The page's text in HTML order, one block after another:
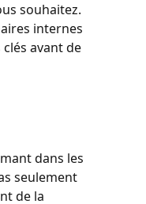
souhaitez.
internes
avant de
dans les
seulement
de la